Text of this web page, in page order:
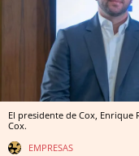
El presidente de Cox, Enrique
Cox.
EMPRESAS